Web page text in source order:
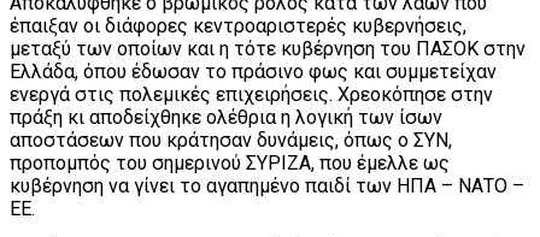
έπαιξαν οι διάφορες κεντροαριστερές κυβερνήσεις,
μεταξύ των οποίων και η τότε κυβέρνηση του ΠΑΣΟΚ στην
Ελλάδα, όπου έδωσαν το πράσινο φως και συμμετείχαν
ενεργά στις πολεμικές επιχειρήσεις. Χρεοκόπησε στην
πράξη κι αποδείχθηκε ολέθρια η λογική των ίσων
αποστάσεων που κράτησαν δυνάμεις, όπως ο ΣΥΝ,
προπομπός του σημερινού ΣΥΡΙΖΑ, που έμελλε ως
κυβέρνηση να γίνει το αγαπημένο παιδί των ΗΠΑ – ΝΑΤΟ –
ΕΕ.